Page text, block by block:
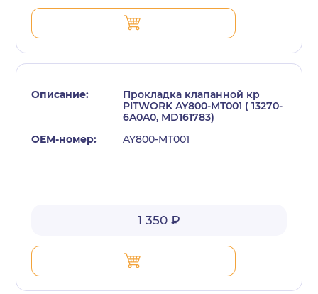
Прокладка клапанной кр
PITWORK AY800-MT001 ( 13270-
6A0A0, MD161783)
AY800-MT001
1 350 ₽